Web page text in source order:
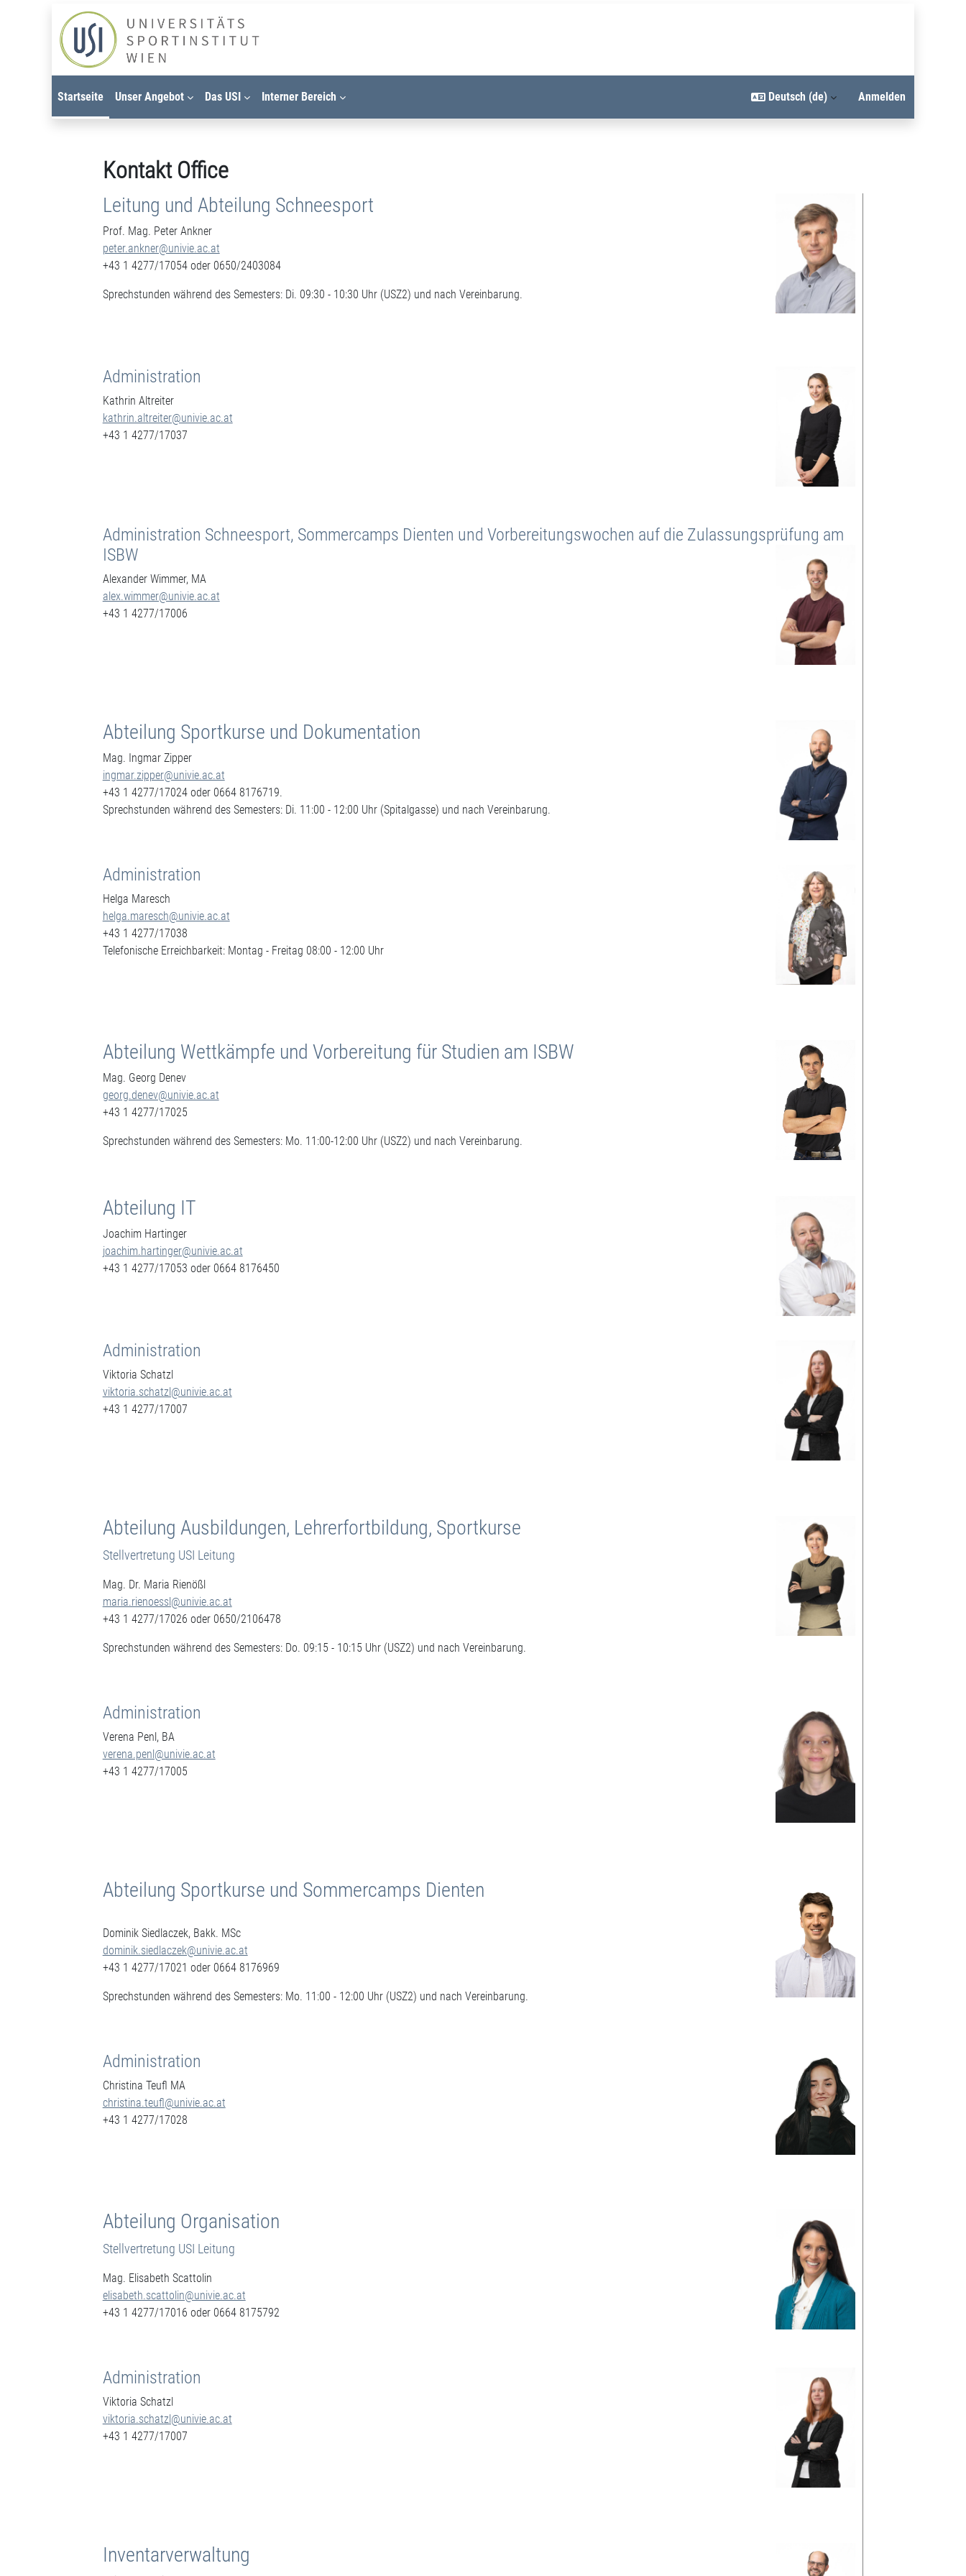
Zum Hauptinhalt
Startseite Unser Angebot Das USI Interner Bereich Deutsch ‎(de)‎ Anmelden
Kontakt Office
Leitung und Abteilung Schneesport
Prof. Mag. Peter Ankner
peter.ankner@univie.ac.at
+43 1 4277/17054 oder 0650/2403084
Sprechstunden während des Semesters: Di. 09:30 - 10:30 Uhr (USZ2) und nach Vereinbarung.
Administration
Kathrin Altreiter
kathrin.altreiter@univie.ac.at
+43 1 4277/17037
Administration Schneesport, Sommercamps Dienten und Vorbereitungswochen auf die Zulassungsprüfung am
ISBW
Alexander Wimmer, MA
alex.wimmer@univie.ac.at
+43 1 4277/17006
Abteilung Sportkurse und Dokumentation
Mag. Ingmar Zipper
ingmar.zipper@univie.ac.at
+43 1 4277/17024 oder 0664 8176719.
Sprechstunden während des Semesters: Di. 11:00 - 12:00 Uhr (Spitalgasse) und nach Vereinbarung.
Administration
Helga Maresch
helga.maresch@univie.ac.at
+43 1 4277/17038
Telefonische Erreichbarkeit: Montag - Freitag 08:00 - 12:00 Uhr
Abteilung Wettkämpfe und Vorbereitung für Studien am ISBW
Mag. Georg Denev
georg.denev@univie.ac.at
+43 1 4277/17025
Sprechstunden während des Semesters: Mo. 11:00-12:00 Uhr (USZ2) und nach Vereinbarung.
Abteilung IT
Joachim Hartinger
joachim.hartinger@univie.ac.at
+43 1 4277/17053 oder 0664 8176450
Administration
Viktoria Schatzl
viktoria.schatzl@univie.ac.at
+43 1 4277/17007
Abteilung Ausbildungen, Lehrerfortbildung, Sportkurse
Stellvertretung USI Leitung
Mag. Dr. Maria Rienößl
maria.rienoessl@univie.ac.at
+43 1 4277/17026 oder 0650/2106478
Sprechstunden während des Semesters: Do. 09:15 - 10:15 Uhr (USZ2) und nach Vereinbarung.
Administration
Verena Penl, BA
verena.penl@univie.ac.at
+43 1 4277/17005
Abteilung Sportkurse und Sommercamps Dienten
Dominik Siedlaczek, Bakk. MSc
dominik.siedlaczek@univie.ac.at
+43 1 4277/17021 oder 0664 8176969
Sprechstunden während des Semesters: Mo. 11:00 - 12:00 Uhr (USZ2) und nach Vereinbarung.
Administration
Christina Teufl MA
christina.teufl@univie.ac.at
+43 1 4277/17028
Abteilung Organisation
Stellvertretung USI Leitung
Mag. Elisabeth Scattolin
elisabeth.scattolin@univie.ac.at
+43 1 4277/17016 oder 0664 8175792
Administration
Viktoria Schatzl
viktoria.schatzl@univie.ac.at
+43 1 4277/17007
Inventarverwaltung